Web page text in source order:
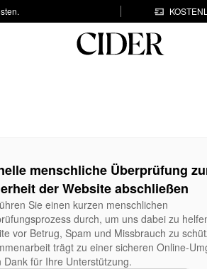
menschliche Überprüfung
der Website abschließen
Sie einen kurzen menschlichen
durch, um uns dabei zu
vor Betrug, Spam und Missbrauch zu
trägt zu einer sicheren Online-
Dank für Ihre Unterstützung.